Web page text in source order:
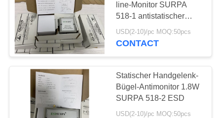
Sichere Behälter
ESD
line-Monitor SURPA
518-1 antistatischer
ESD
USD(2-10)/pc MOQ:50pcs
CONTACT
Statischer Handgelenk-
Bügel-Antimonitor 1.8W
SURPA 518-2 ESD
USD(2-10)/pc MOQ:50pcs